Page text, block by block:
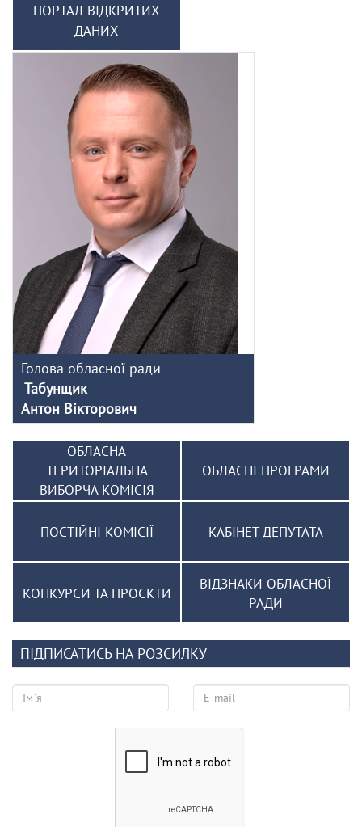
ПОРТАЛ ВІДКРИТИХ
ДАНИХ
Голова обласної ради
Табунщик
Антон Вікторович
ОБЛАСНА
ТЕРИТОРІАЛЬНА
ВИБОРЧА КОМІСІЯ
ОБЛАСНІ ПРОГРАМИ
ПОСТІЙНІ КОМІСІЇ КАБІНЕТ ДЕПУТАТА
КОНКУРСИ ТА ПРОЄКТИ
ВІДЗНАКИ ОБЛАСНОЇ
РАДИ
ПІДПИСАТИСЬ НА РОЗСИЛКУ